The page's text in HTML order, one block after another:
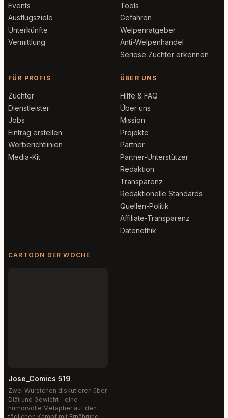
Events
Ausflugsziele
Unterkünfte
Vermittlung
Tools
Gefahren
Welpenratgeber
Anti-Welpenhandel
Seriöse Züchter erkennen
FÜR PROFIS
Züchter
Dienstleister
Jobs
Eintrag erstellen
Werberichtlinien
Media-Kit
ÜBER UNS
Hilfe & FAQ
Über uns
Mission
Projekte
Partner
Partner-Unterstützer
Redaktion
Transparenz
Redaktionelle Standards
Quellen-Politik
Affiliate-Transparenz
Datenethik
CARTOON DER WOCHE
Jose_Comics 519
Zwei Würstchen diskutieren über
Diät und Gewicht – eine
humorvolle Metapher auf den